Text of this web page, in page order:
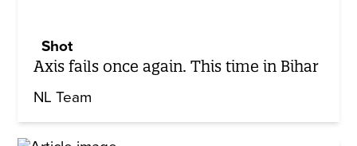
Shot
Axis fails once again. This time in Bihar
NL Team